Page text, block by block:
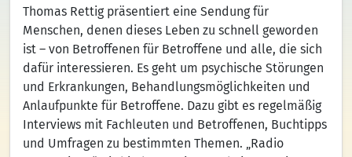
Thomas Rettig präsentiert eine Sendung für
Menschen, denen dieses Leben zu schnell geworden
ist – von Betroffenen für Betroffene und alle, die sich
dafür interessieren. Es geht um psychische Störungen
und Erkrankungen, Behandlungsmöglichkeiten und
Anlaufpunkte für Betroffene. Dazu gibt es regelmäßig
Interviews mit Fachleuten und Betroffenen, Buchtipps
und Umfragen zu bestimmten Themen. „Radio